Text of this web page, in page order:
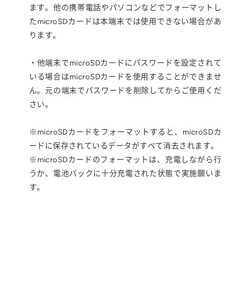
ます。他の携帯電話やパソコンなどでフォーマットし
たmicroSDカードは本端末では使用できない場合があ
ります。
・他端末でmicroSDカードにパスワードを設定されて
いる場合はmicroSDカードを使用することができませ
ん。元の端末でパスワードを削除してからご使用くだ
さい。
※microSDカードをフォーマットすると、microSDカ
ードに保存されているデータがすべて消去されます。
※microSDカードのフォーマットは、充電しながら行
うか、電池パックに十分充電された状態で実施願いま
す。